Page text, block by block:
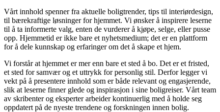
Vårt innhold spenner fra aktuelle boligtrender, tips til interiørdesign,
til bærekraftige løsninger for hjemmet. Vi ønsker å inspirere leserne
til å ta informerte valg, enten de vurderer å kjøpe, selge, eller pusse
opp. Hjemmetid er ikke bare et nyhetsmedium; det er en plattform
for å dele kunnskap og erfaringer om det å skape et hjem.
Vi forstår at hjemmet er mer enn bare et sted å bo. Det er et fristed,
et sted for samvær og et uttrykk for personlig stil. Derfor legger vi
vekt på å presentere innhold som er både relevant og engasjerende,
slik at leserne finner glede og inspirasjon i sine boligreiser. Vårt team
av skribenter og eksperter arbeider kontinuerlig med å holde seg
oppdatert på de nyeste trendene og forskningen innen bolig.